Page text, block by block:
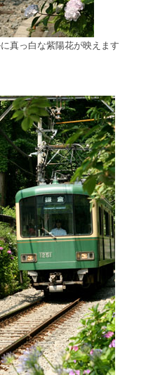
真っ白な紫陽花が映えます